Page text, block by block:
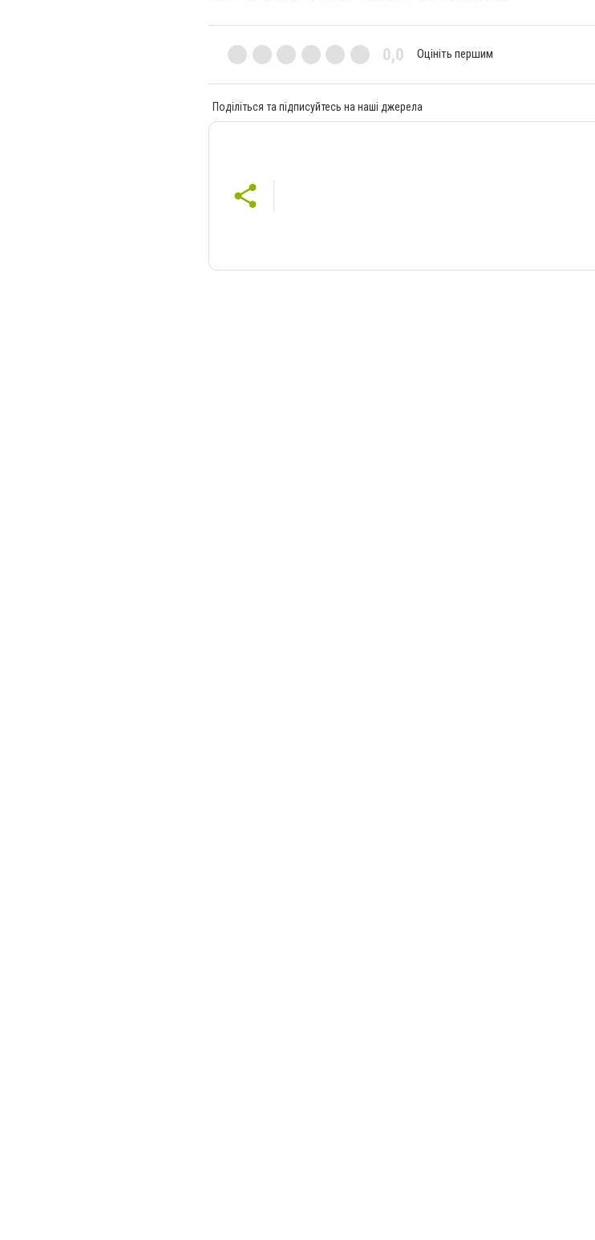
0,0 Оцініть першим
Поділіться та підписуйтесь на наші джерела